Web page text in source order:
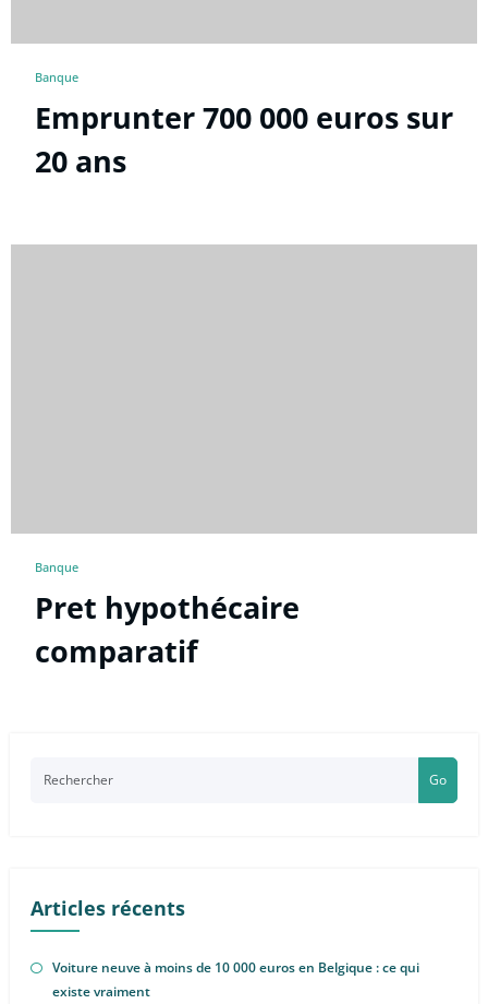
Banque
Emprunter 700 000 euros sur
20 ans
Banque
Pret hypothécaire
comparatif
Go
Articles récents
Voiture neuve à moins de 10 000 euros en Belgique : ce qui
existe vraiment